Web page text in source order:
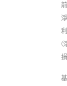
前
淨
利
(
基